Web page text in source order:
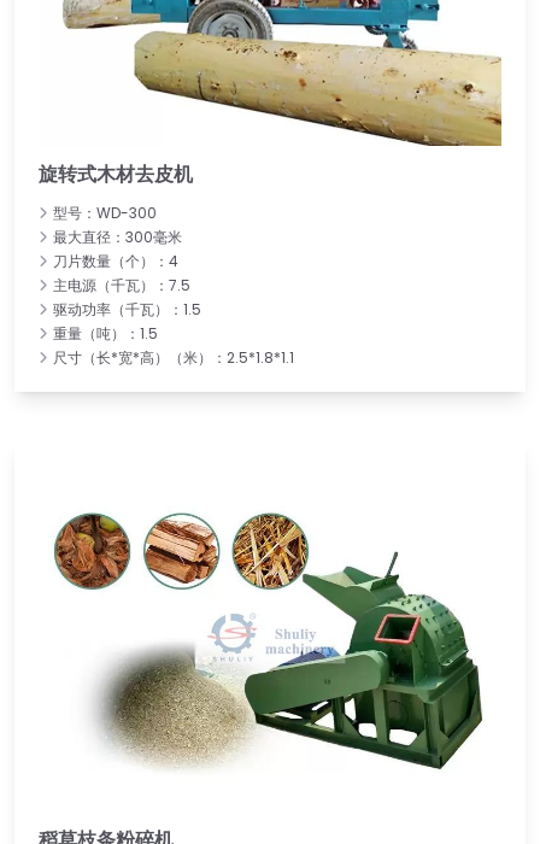
旋转式木材去皮机
型号：WD-300
最大直径：300毫米
刀片数量（个）：4
主电源（千瓦）：7.5
驱动功率（千瓦）：1.5
重量（吨）：1.5
尺寸（长*宽*高）（米）：2.5*1.8*1.1